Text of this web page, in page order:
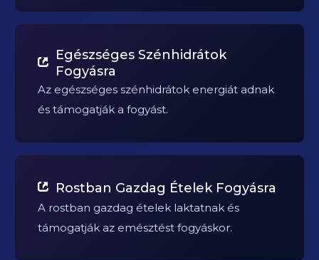
Egészséges Szénhidrátok
Fogyásra
Az egészséges szénhidrátok energiát adnak
és támogatják a fogyást.
Rostban Gazdag Ételek Fogyásra
A rostban gazdag ételek laktatnak és
támogatják az emésztést fogyáskor.